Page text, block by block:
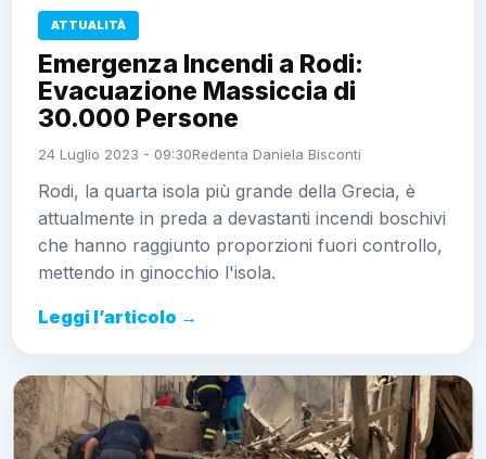
ATTUALITÀ
Emergenza Incendi a Rodi:
Evacuazione Massiccia di
30.000 Persone ️
24 Luglio 2023 - 09:30Redenta Daniela Bisconti
Rodi, la quarta isola più grande della Grecia, è
attualmente in preda a devastanti incendi boschivi
che hanno raggiunto proporzioni fuori controllo,
mettendo in ginocchio l'isola.
Leggi l’articolo →